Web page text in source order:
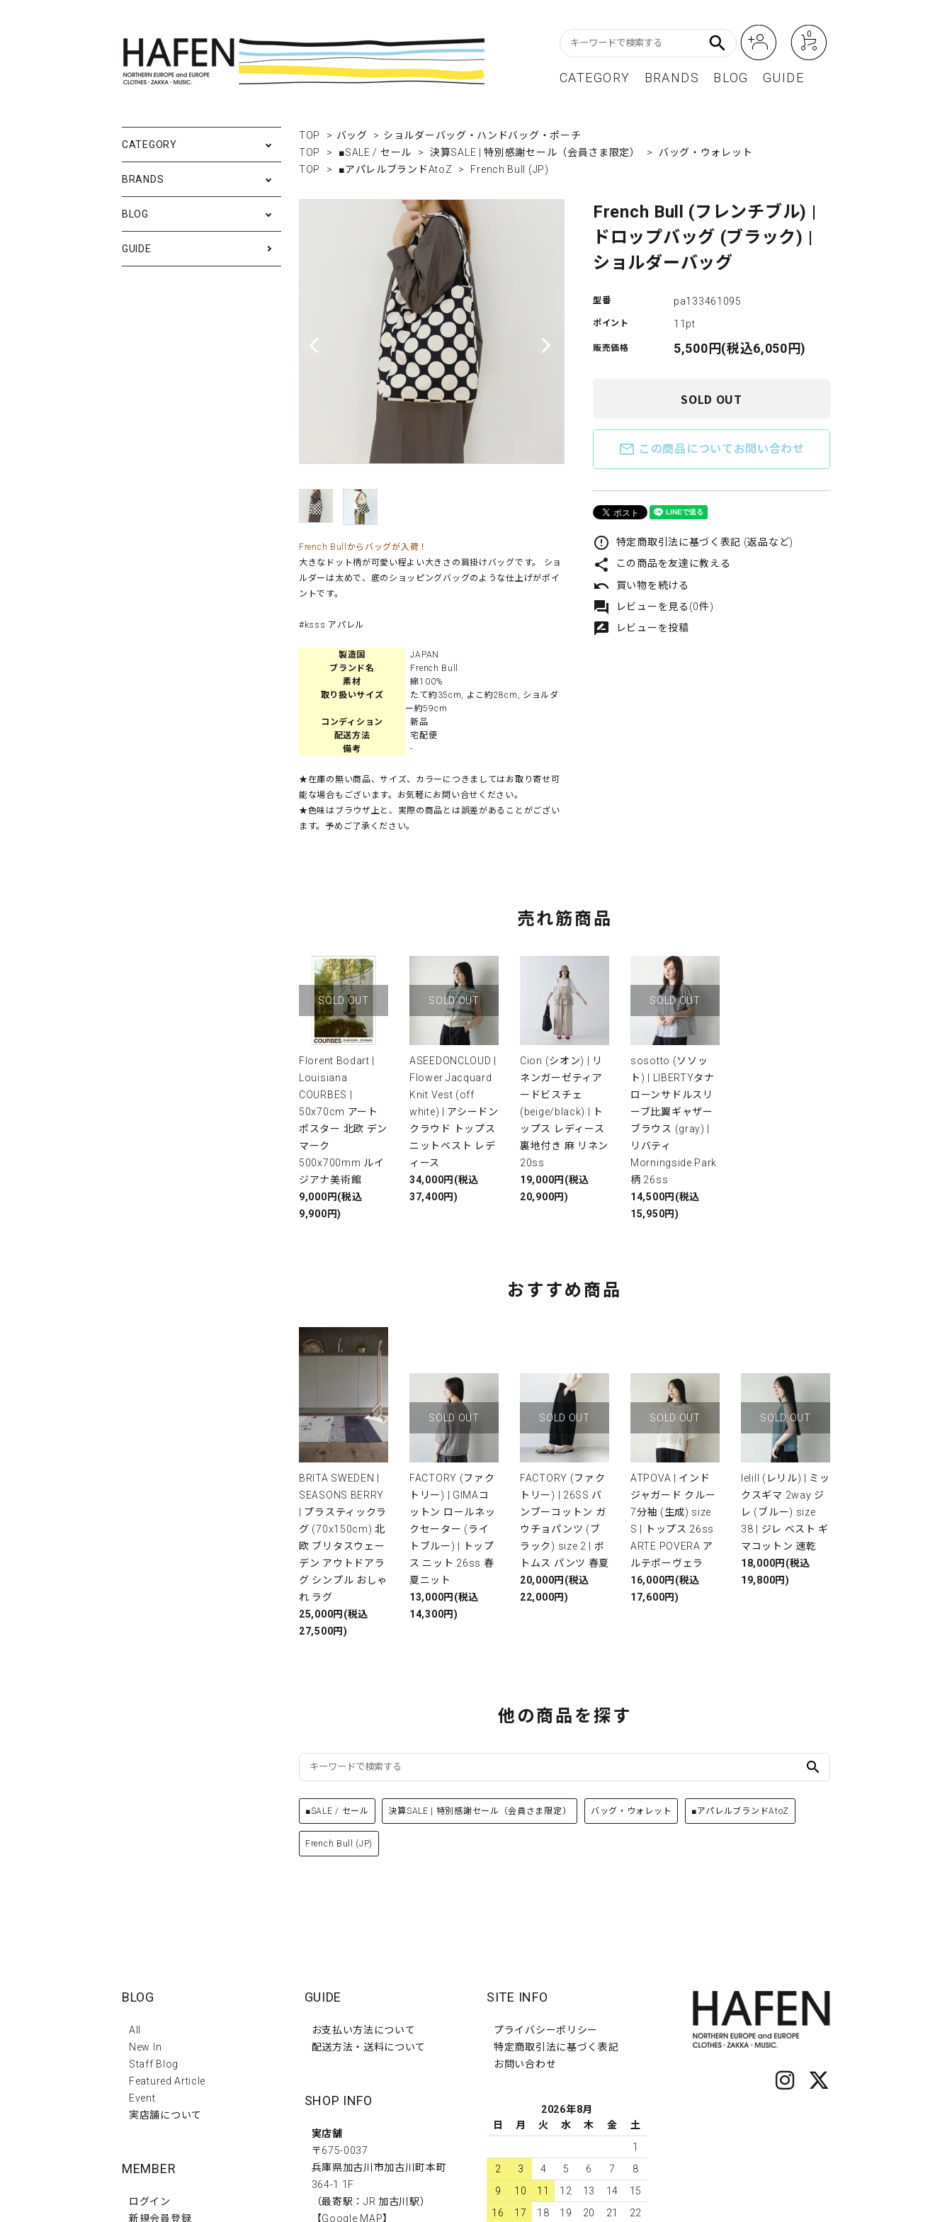
search 0
CATEGORY
ポスターフレーム カレンダー
バッグ
メンズファッション アクセサリー・小物 BEST SELLER / ベストセラー
RESTOCK / 再入荷
BRANDS
雑貨ブランドAtoZ アパレルブランドAtoZ
BLOG
New In Staff Blog
Event
GUIDE
TOP > バッグ > ショルダーバッグ・ハンドバッグ・ポーチ
TOP
> ■SALE / セール > 決算SALE | 特別感謝セール（会員さま限定） >
バッグ・ウォレット
TOP
> ■アパレルブランドAtoZ > French Bull (JP)
French Bullからバッグが入荷！
大きなドット柄が可愛い程よい大きさの肩掛けバッグです。 ショ
ルダーは太めで、底のショッピングバッグのような仕上げがポイ
ントです。
#ksss アパレル
製造国
JAPAN
ブランド名
French Bull
素材
綿100%
取り扱いサイズ
たて約35cm, よこ約28cm, ショルダ
ー約59cm
コンディション
新品
配送方法
宅配便
備考
-
★在庫の無い商品、サイズ、カラーにつきましてはお取り寄せ可
能な場合もございます。お気軽にお問い合せください。
★色味はブラウザ上と、実際の商品とは誤差があることがござい
ます。予めご了承ください。
French Bull (フレンチブル) |
ドロップバッグ (ブラック) |
ショルダーバッグ
型番 pa133461095
ポイント 11pt
販売価格 5,500円(税込6,050円)
SOLD OUT
mail_outline この商品についてお問い合わせ
error_outline 特定商取引法に基づく表記 (返品など)
share この商品を友達に教える
undo 買い物を続ける
forum レビューを見る(0件)
rate_review レビューを投稿
売れ筋商品
SOLD OUT
Florent Bodart |
Louisiana
COURBES |
50x70cm アート
ポスター 北欧 デン
マーク
500x700mm ルイ
ジアナ美術館
9,000円(税込
9,900円)
SOLD OUT
ASEEDONCLOUD |
Flower Jacquard
Knit Vest (off
white) | アシードン
クラウド トップス
ニットベスト レデ
ィース
34,000円(税込
37,400円)
Cion (シオン) | リ
ネンガーゼティア
ードビスチェ
(beige/black) | ト
ップス レディース
裏地付き 麻 リネン
20ss
19,000円(税込
20,900円)
SOLD OUT
sosotto (ソソッ
ト) | LIBERTYタナ
ローンサドルスリ
ーブ比翼ギャザー
ブラウス (gray) |
リバティ
Morningside Park
柄 26ss
14,500円(税込
15,950円)
おすすめ商品
BRITA SWEDEN |
SEASONS BERRY
| プラスティックラ
グ (70x150cm) 北
欧 ブリタスウェー
デン アウトドアラ
グ シンプル おしゃ
れ ラグ
25,000円(税込
27,500円)
SOLD OUT
FACTORY (ファク
トリー) | GIMAコ
ットン ロールネッ
クセーター (ライ
トブルー) | トップ
ス ニット 26ss 春
夏ニット
13,000円(税込
14,300円)
SOLD OUT
FACTORY (ファク
トリー) | 26SS バ
ンブーコットン ガ
ウチョパンツ (ブ
ラック) size 2 | ボ
トムス パンツ 春夏
20,000円(税込
22,000円)
SOLD OUT
ATPOVA | インド
ジャガード クルー
7分袖 (生成) size
S | トップス 26ss
ARTE POVERA ア
ルテポーヴェラ
16,000円(税込
17,600円)
SOLD OUT
lelill (レリル) | ミッ
クスギマ 2way ジ
レ (ブルー) size
38 | ジレ ベスト ギ
マコットン 速乾
18,000円(税込
19,800円)
他の商品を探す
search
■SALE / セール 決算SALE | 特別感謝セール（会員さま限定） バッグ・ウォレット ■アパレルブランドAtoZ
French Bull (JP)
CATEGORY
BRANDS
BLOG
GUIDE
BLOG
All
New In
Staff Blog
Featured Article
Event
実店舗について
MEMBER
ログイン
新規会員登録
GUIDE
お支払い方法について
配送方法・送料について
SHOP INFO
実店舗
〒675-0037
兵庫県加古川市加古川町本町
364-1 1F
（最寄駅：JR 加古川駅）
【Google MAP】
SITE INFO
プライバシーポリシー
特定商取引法に基づく表記
お問い合わせ
2026年8月
日
月 火 水 木 金
土
1
2
3 4 5 6 7
8
9
10 11 12 13 14
15
16
17 18 19 20 21 22